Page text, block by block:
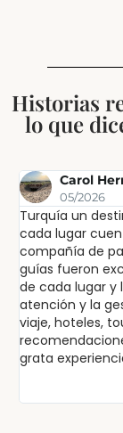
Historias
lo que
Carol
05/2026
Turquía un
cada lugar
compañía de
guías fueron
de cada lugar y
atención y la
viaje, hoteles,
grata